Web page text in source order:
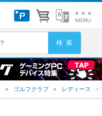
＞ ゴルフクラブ ＞ レディース ＞